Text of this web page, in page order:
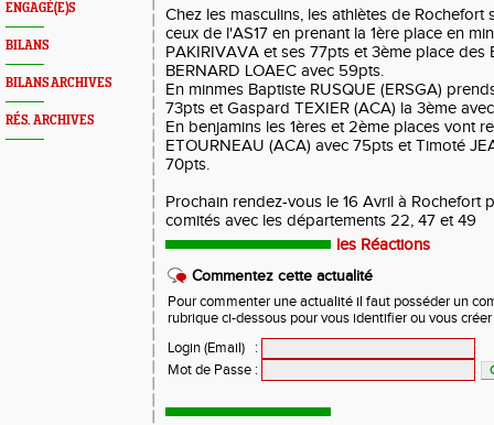
ENGAGÉ(E)S
BILANS
BILANS ARCHIVES
RÉS. ARCHIVES
Chez les masculins, les athlètes de Rochefort
ceux de l'AS17 en prenant la 1ère place en
PAKIRIVAVA et ses 77pts et 3ème place des
BERNARD LOAEC avec 59pts.
En minmes Baptiste RUSQUE (ERSGA)
73pts et Gaspard TEXIER (ACA) la 3ème
En benjamins les 1ères et 2ème places vont
ETOURNEAU (ACA) avec 75pts et Timoté
70pts.
Prochain rendez-vous le 16 Avril à Rochefort
comités avec les départements 22, 47 et 49
les Réactions
Commentez cette actualité
Pour commenter une actualité il faut posséder un
rubrique ci-dessous pour vous identifier ou vous
Login (Email)
:
Mot de Passe :